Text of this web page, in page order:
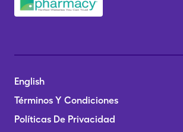
English
Términos Y Condiciones
Políticas De Privacidad